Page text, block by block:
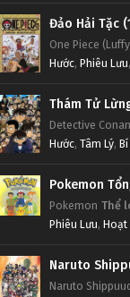
Đảo Hải Tặc
One Piece
Hước, Phiêu Lưu,
Thám Tử
Detective Conan
Hước, Tâm Lý,
Pokemon
Pokemon Thể
Phiêu Lưu, Hoạt
Naruto
Naruto